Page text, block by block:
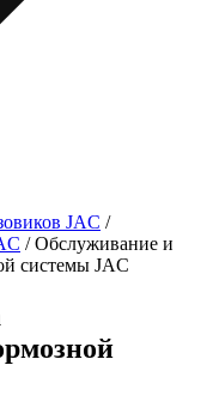
JAC /
/Обслуживание и
системы JAC